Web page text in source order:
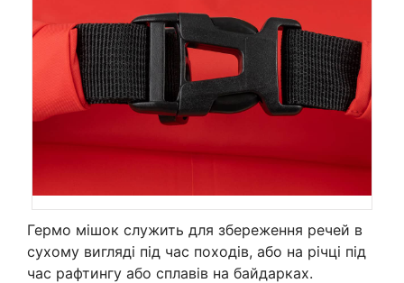
Гермо мішок служить для збереження речей в
сухому вигляді під час походів, або на річці під
час рафтингу або сплавів на байдарках.